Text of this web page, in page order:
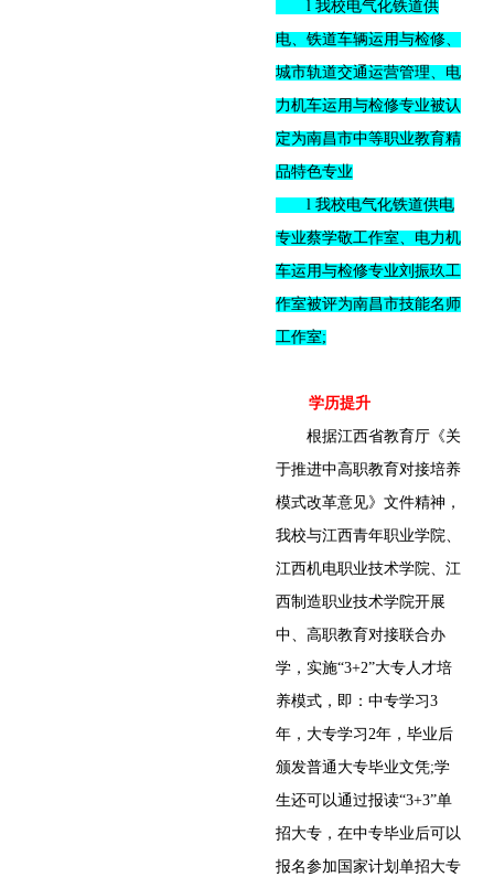
l 我校电气化铁道供
电、铁道车辆运用与检修、
城市轨道交通运营管理、电
力机车运用与检修专业被认
定为南昌市中等职业教育精
品特色专业
l 我校电气化铁道供电
专业蔡学敬工作室、电力机
车运用与检修专业刘振玖工
作室被评为南昌市技能名师
工作室;
学历提升
根据江西省教育厅《关
于推进中高职教育对接培养
模式改革意见》文件精神，
我校与江西青年职业学院、
江西机电职业技术学院、江
西制造职业技术学院开展
中、高职教育对接联合办
学，实施“3+2”大专人才培
养模式，即：中专学习3
年，大专学习2年，毕业后
颁发普通大专毕业文凭;学
生还可以通过报读“3+3”单
招大专，在中专毕业后可以
报名参加国家计划单招大专